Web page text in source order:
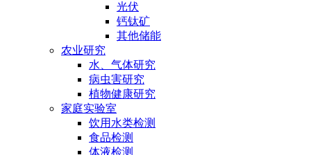
光伏
钙钛矿
其他储能
农业研究
水、气体研究
病虫害研究
植物健康研究
家庭实验室
饮用水类检测
食品检测
体液检测